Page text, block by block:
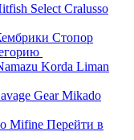
Select Cralusso
Стопор
Korda Liman
GearMikado
Mifine Перейти в